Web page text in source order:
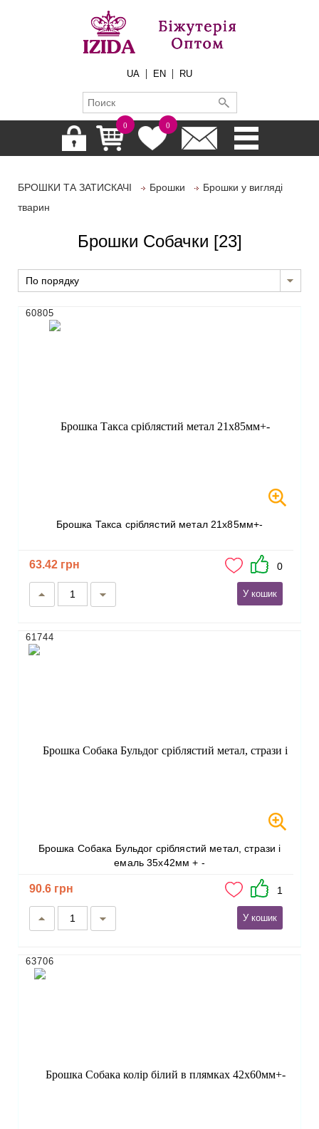
UA | EN | RU
0
0
БРОШКИ ТА ЗАТИСКАЧІ Брошки
Брошки у вигляді
тварин
Брошки Собачки [23]
По порядку
Брошка Такса сріблястий метал 21х85мм+-
60805
63.42 грн 0
У кошик
Брошка Собака Бульдог сріблястий метал, стрази і
емаль 35х42мм + -
61744
90.6 грн 1
У кошик
63706